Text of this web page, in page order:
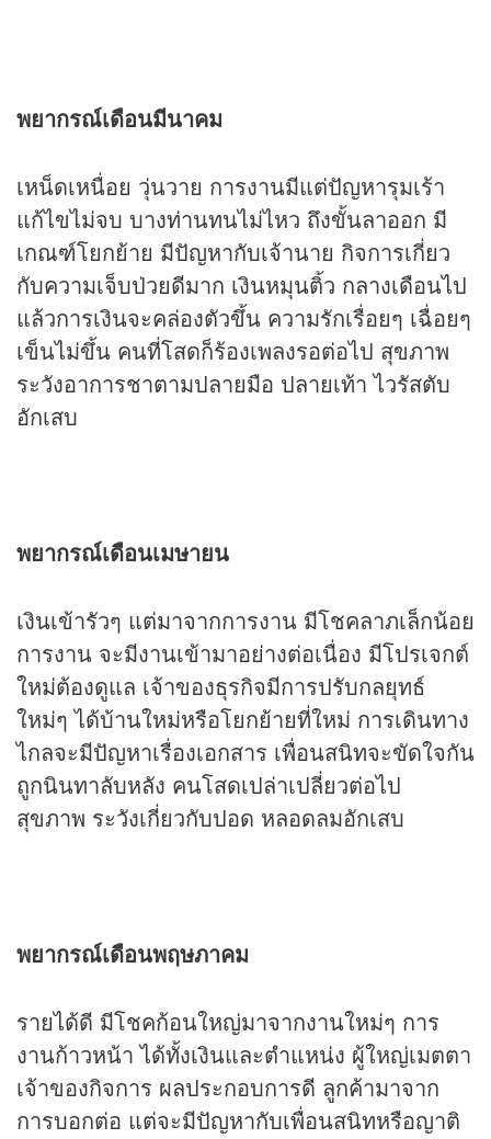
พยากรณ์เดือนมีนาคม
เหน็ดเหนื่อย วุ่นวาย การงานมีแต่ปัญหารุมเร้า
แก้ไขไม่จบ บางท่านทนไม่ไหว ถึงขั้นลาออก มี
เกณฑ์โยกย้าย มีปัญหากับเจ้านาย กิจการเกี่ยว
กับความเจ็บป่วยดีมาก เงินหมุนติ้ว กลางเดือนไป
แล้วการเงินจะคล่องตัวขึ้น ความรักเรื่อยๆ เฉื่อยๆ
เข็นไม่ขึ้น คนที่โสดก็ร้องเพลงรอต่อไป สุขภาพ
ระวังอาการชาตามปลายมือ ปลายเท้า ไวรัสตับ
อักเสบ
พยากรณ์เดือนเมษายน
เงินเข้ารัวๆ แต่มาจากการงาน มีโชคลาภเล็กน้อย
การงาน จะมีงานเข้ามาอย่างต่อเนื่อง มีโปรเจกต์
ใหม่ต้องดูแล เจ้าของธุรกิจมีการปรับกลยุทธ์
ใหม่ๆ ได้บ้านใหม่หรือโยกย้ายที่ใหม่ การเดินทาง
ไกลจะมีปัญหาเรื่องเอกสาร เพื่อนสนิทจะขัดใจกัน
ถูกนินทาลับหลัง คนโสดเปล่าเปลี่ยวต่อไป
สุขภาพ ระวังเกี่ยวกับปอด หลอดลมอักเสบ
พยากรณ์เดือนพฤษภาคม
รายได้ดี มีโชคก้อนใหญ่มาจากงานใหม่ๆ การ
งานก้าวหน้า ได้ทั้งเงินและตำแหน่ง ผู้ใหญ่เมตตา
เจ้าของกิจการ ผลประกอบการดี ลูกค้ามาจาก
การบอกต่อ แต่จะมีปัญหากับเพื่อนสนิทหรือญาติ